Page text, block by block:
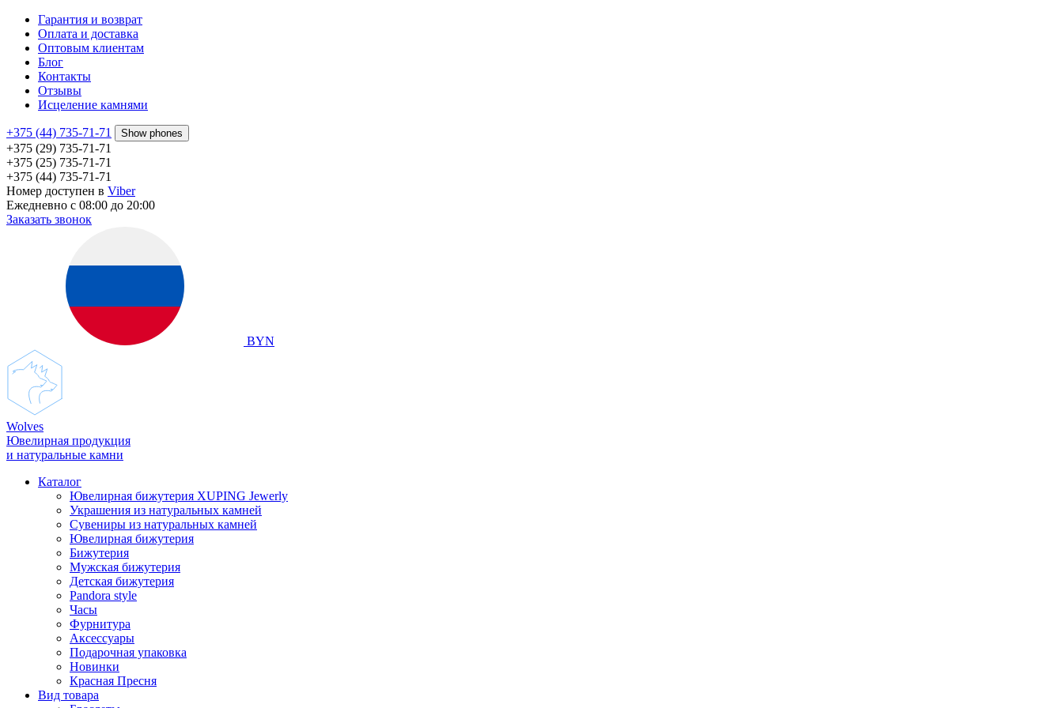
Гарантия и возврат
Оплата и доставка
Оптовым клиентам
Блог
Контакты
Отзывы
Исцеление камнями
+375 (44) 735-71-71 Show phones
+375 (29) 735-71-71
+375 (25) 735-71-71
+375 (44) 735-71-71
Номер доступен в Viber
Ежедневно с 08:00 до 20:00
Заказать звонок
BYN
Wolves
Ювелирная продукция
и натуральные камни
Каталог
Ювелирная бижутерия XUPING Jewerly
Украшения из натуральных камней
Сувениры из натуральных камней
Ювелирная бижутерия
Бижутерия
Мужская бижутерия
Детская бижутерия
Pandora style
Часы
Фурнитура
Аксеcсуары
Подарочная упаковка
Новинки
Красная Пресня
Вид товара